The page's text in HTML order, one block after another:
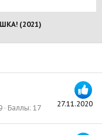
(2021)
27.11.2020
Баллы 17